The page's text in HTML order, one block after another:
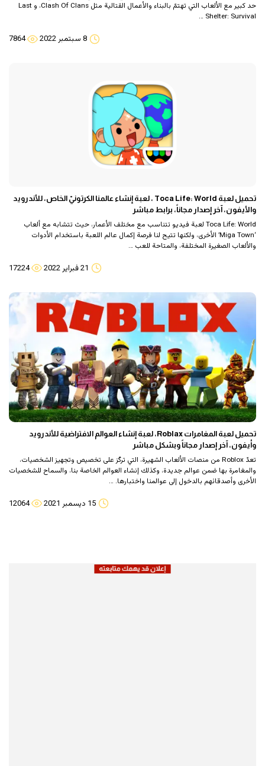
حد كبير مع الألعاب التي تهتمّ بالبناء والأعمال القتالية مثل Clash Of Clans، و Last
Shelter: Survival …
8 سبتمبر 2022 7864
تحميل لعبة Toca Life: World ، لعبة إنشاء عالمنا الكرتونيّ الخاص، للأندرويد
والأيفون، آخر إصدار مجاناً، برابط مباشر
Toca Life: World لعبة فيديو تتناسب مع مختلف الأعمار، حيث تتشابه مع ألعاب
‘Miga Town’ الأخرى، ولكنها تتيح لنا فرصة إكمال عالم اللعبة باستخدام الأدوات
والألعاب الصغيرة المختلفة، والمتاحة للعب …
21 فبراير 2022 17224
تحميل لعبة المغامرات Roblax، لعبة إنشاء العوالم الافتراضية للأندرويد
وأيفون، آخر إصدار مجاناً وبشكل مباشر
تعدّ Roblox من منصات الألعاب الشهيرة، التي تركّز على تخصيص وتجهيز الشخصيات،
والمغامرة بها ضمن عوالم جديدة، وكذلك إنشاء العوالم الخاصة بنا، والسماح للشخصيات
الأخرى وأصدقائهم بالدخول إلى عوالمنا واختبارها. …
15 ديسمبر 2021 12064